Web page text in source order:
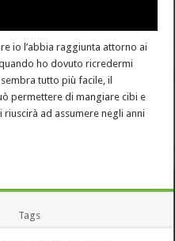
io l’abbia raggiunta attorno ai
ho dovuto ricredermi
tutto più facile, il
permettere di mangiare cibi e
ad assumere negli anni
Tags